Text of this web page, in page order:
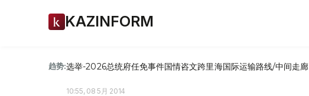
KAZINFORM
趋势:选举-2026总统府任免事件国情咨文跨里海国际运输路线/中间走廊
10:55, 08 5月 2014